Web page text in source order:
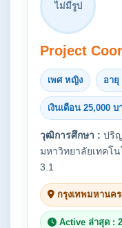
ไม่มีรูป
Project
เพศ หญิง อายุ
เงินเดือน 25,000
วุฒิการศึกษา : ปริ
มหาวิทยาลัยเทคโ
3.1
กรุงเทพมหานค
Active ล่าสุด :